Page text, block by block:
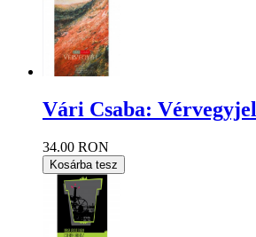
Vári Csaba: Vérvegyjel
34.00 RON
Kosárba tesz